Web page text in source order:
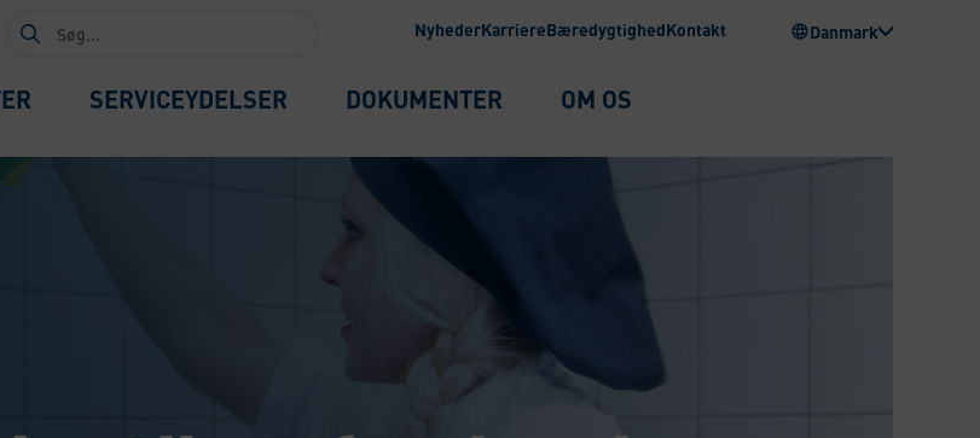
Søg
efter:
NyhederKarriereBæredygtighedKontakt Danmark
SERVICEYDELSER DOKUMENTER OM OS